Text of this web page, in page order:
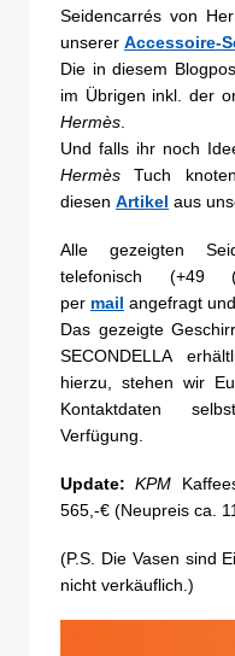
Seidencarrés von
unserer Accessoire-
Die in diesem
im Übrigen inkl. der
Hermès
Und falls ihr noch
Hermès Tuch
diesen Artikel aus
Alle gezeigten
telefonisch
per mail angefragt
Das gezeigte
SECONDELLA
hierzu, stehen wir
Kontaktdaten
Verfügung.
Update:KPM
565,-€ (Neupreis ca.
(P.S. Die Vasen sind
nicht verkäuflich.)